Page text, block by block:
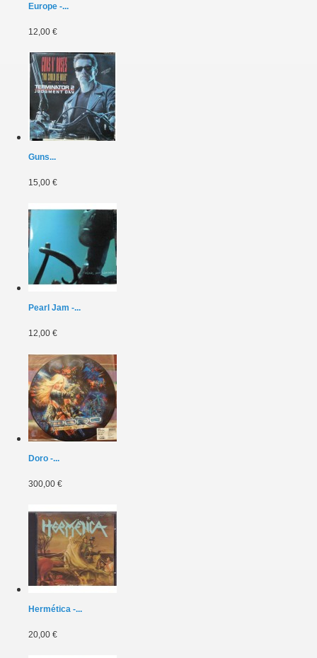
Europe -...
12,00 €
Guns...
15,00 €
Pearl Jam -...
12,00 €
Doro -...
300,00 €
Hermética -...
20,00 €